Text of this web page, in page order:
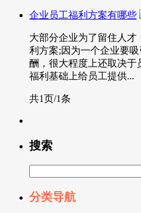
企业员工福利方案有哪些
大部分企业为了留住人
利方案;因为一个企业要
酬，很大程度上还取决于
福利基础上给员工提供...
共1页/1条
搜索
分类导航